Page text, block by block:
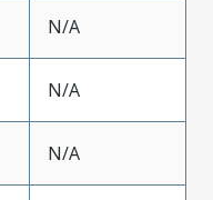
N/A
N/A
N/A